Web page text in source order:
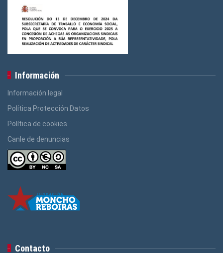
Información
Información legal
Política Protección Datos
Política de cookies
Canle de denuncias
Contacto